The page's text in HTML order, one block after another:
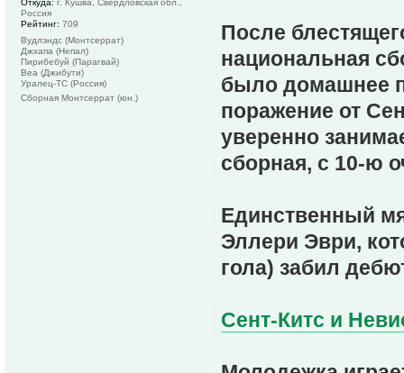
После
национальная
было домашнее
поражение от
уверенно
сборная, с 10-ю
Единственный
Эллери Эври,
гола) забил
Сент-Китс и
Россия
Рейтинг: 709
Вудлэндс (Монтсеррат)
Джхапа (Непал)
Пирибебуй (Парагвай)
Веа (Джибути)
Уралец-ТС (Россия)
Сборная Монтсеррат (юн.)